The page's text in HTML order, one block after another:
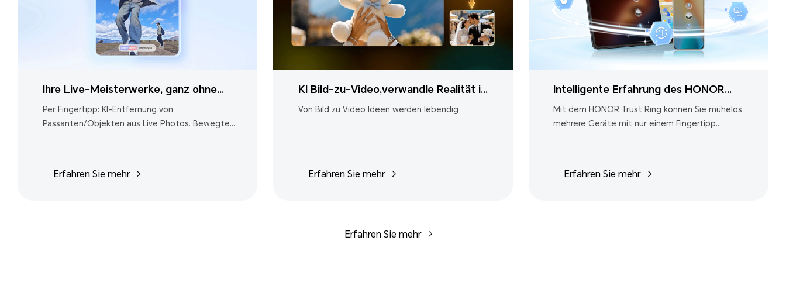
Ihre Live-Meisterwerke, ganz ohne
Störenfriede
Per Fingertipp: KI-Entfernung von
Passanten/Objekten aus Live Photos. Bewegte
Erfahren Sie mehr
KI Bild-zu-Video,verwandle Realität in
Erlebnis,Ideen werden lebendig
Von Bild zu Video Ideen werden lebendig
Erfahren Sie mehr
Intelligente Erfahrung des HONOR
Trust Rings, nahtlose Verbindung über
mehrere Geräte hinweg
Mit dem HONOR Trust Ring können Sie mühelos
mehrere Geräte mit nur einem Fingertipp
Erfahren Sie mehr
Erfahren Sie mehr